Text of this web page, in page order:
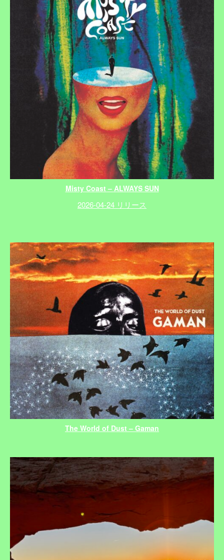
Misty Coast – ALWAYS SUN
2026-04-24 リリース
The World of Dust – Gaman